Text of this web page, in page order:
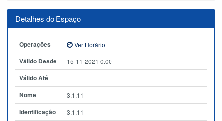
Detalhes do Espaço
Operações Ver Horário
Válido Desde 15-11-2021 0:00
Válido Até
Nome
3.1.11
Identificação 3.1.11